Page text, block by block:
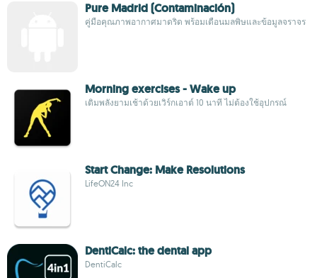
Pure Madrid (Contaminación)
คู่มือคุณภาพอากาศมาดริด พร้อมเตือนมลพิษและข้อมูลจราจร
Morning exercises - Wake up
เติมพลังยามเช้าด้วยเวิร์กเอาต์ 10 นาที ไม่ต้องใช้อุปกรณ์
Start Change: Make Resolutions
LifeON24 Inc
DentiCalc: the dental app
DentiCalc